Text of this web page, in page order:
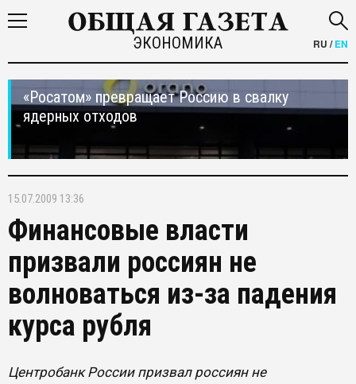
ЭКОНОМИКА RU /EN
«Росатом» превращает Россию в свалку
ядерных отходов
15.07.2009 13:36
Финансовые власти
призвали россиян не
волноваться из-за падения
курса рубля
Центробанк России призвал россиян не